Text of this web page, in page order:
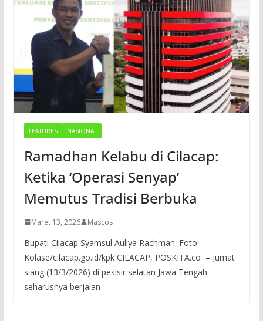
FEATURES NASIONAL
Ramadhan Kelabu di Cilacap:
Ketika ‘Operasi Senyap’
Memutus Tradisi Berbuka
Maret 13, 2026 Mascos
Bupati Cilacap Syamsul Auliya Rachman. Foto:
Kolase/cilacap.go.id/kpk CILACAP, POSKITA.co – Jumat
siang (13/3/2026) di pesisir selatan Jawa Tengah
seharusnya berjalan